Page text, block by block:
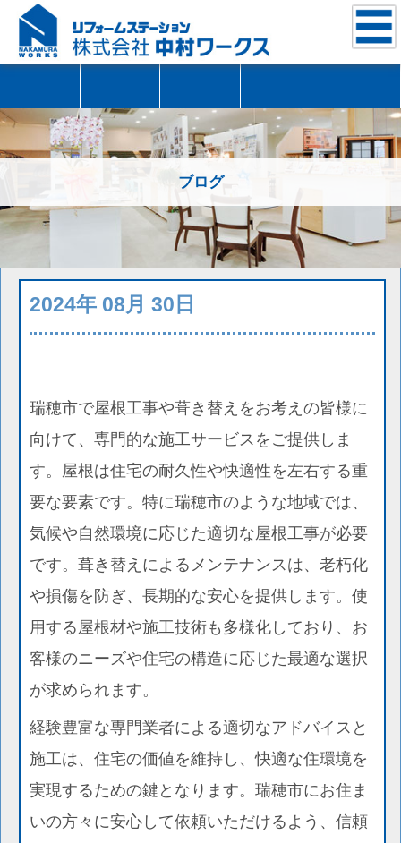
ブログ
2024年 08月 30日
瑞穂市で屋根工事や葺き替えをお考えの皆様に
向けて、専門的な施工サービスをご提供しま
す。屋根は住宅の耐久性や快適性を左右する重
要な要素です。特に瑞穂市のような地域では、
気候や自然環境に応じた適切な屋根工事が必要
です。葺き替えによるメンテナンスは、老朽化
や損傷を防ぎ、長期的な安心を提供します。使
用する屋根材や施工技術も多様化しており、お
客様のニーズや住宅の構造に応じた最適な選択
が求められます。
経験豊富な専門業者による適切なアドバイスと
施工は、住宅の価値を維持し、快適な住環境を
実現するための鍵となります。瑞穂市にお住ま
いの方々に安心して依頼いただけるよう、信頼